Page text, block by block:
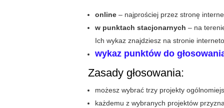
online– najprościej przez stronę
w punktach stacjonarnych – na
Ich wykaz znajdziesz na stronie
wykaz punktów do
Zasady głosowania:
możesz wybrać trzy projekty
każdemu z wybranych projektów